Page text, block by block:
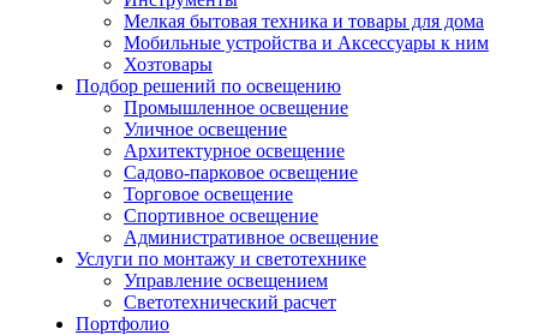
Мелкая бытовая техника и товары для дома
Мобильные устройства и Аксессуары к ним
Хозтовары
Подбор решений по освещению
Промышленное освещение
Уличное освещение
Архитектурное освещение
Садово-парковое освещение
Торговое освещение
Спортивное освещение
Административное освещение
Услуги по монтажу и светотехнике
Управление освещением
Светотехнический расчет
Портфолио